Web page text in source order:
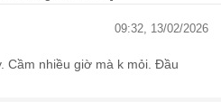
09:32, 13/02/2026
Cầm nhiều giờ mà k mỏi. Đầu